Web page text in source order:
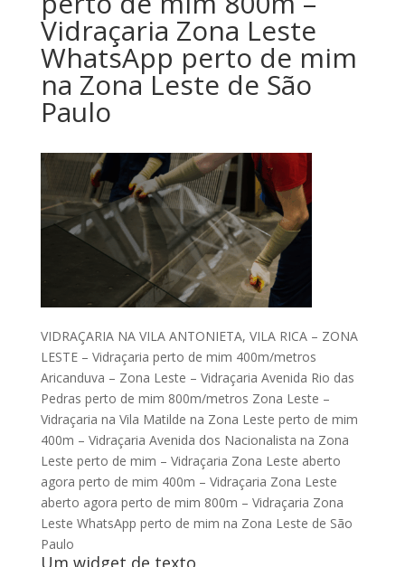
Vidraçaria Zona Leste
WhatsApp perto de mim
na Zona Leste de São
Paulo
VIDRAÇARIA NA VILA ANTONIETA, VILA RICA – ZONA
LESTE – Vidraçaria perto de mim 400m/metros
Aricanduva – Zona Leste – Vidraçaria Avenida Rio das
Pedras perto de mim 800m/metros Zona Leste –
Vidraçaria na Vila Matilde na Zona Leste perto de mim
400m – Vidraçaria Avenida dos Nacionalista na Zona
Leste perto de mim – Vidraçaria Zona Leste aberto
agora perto de mim 400m – Vidraçaria Zona Leste
aberto agora perto de mim 800m – Vidraçaria Zona
Leste WhatsApp perto de mim na Zona Leste de São
Paulo
Um widget de texto